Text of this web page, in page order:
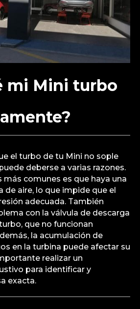
mi Mini turbo
el turbo de tu Mini no sople
deberse a varias razones.
más comunes es que haya una
de aire, lo que impide que el
adecuada. También
con la válvula de descarga
que no funcionan
la acumulación de
en la turbina puede afectar su
realizar un
para identificar y
exacta.